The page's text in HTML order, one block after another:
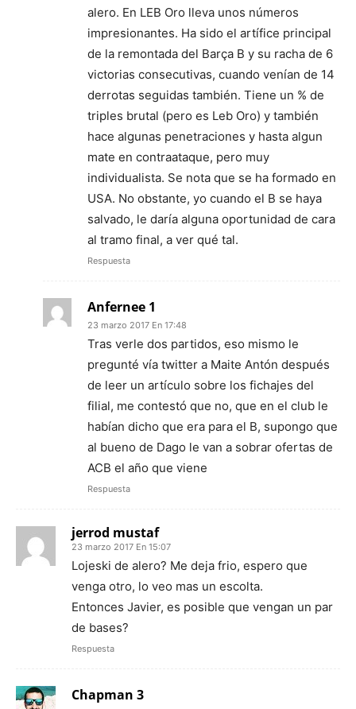
alero. En LEB Oro lleva unos números
impresionantes. Ha sido el artífice principal
de la remontada del Barça B y su racha de 6
victorias consecutivas, cuando venían de 14
derrotas seguidas también. Tiene un % de
triples brutal (pero es Leb Oro) y también
hace algunas penetraciones y hasta algun
mate en contraataque, pero muy
individualista. Se nota que se ha formado en
USA. No obstante, yo cuando el B se haya
salvado, le daría alguna oportunidad de cara
al tramo final, a ver qué tal.
Respuesta
Anfernee 1
23 marzo 2017 En 17:48
Tras verle dos partidos, eso mismo le
pregunté vía twitter a Maite Antón después
de leer un artículo sobre los fichajes del
filial, me contestó que no, que en el club le
habían dicho que era para el B, supongo que
al bueno de Dago le van a sobrar ofertas de
ACB el año que viene
Respuesta
jerrod mustaf
23 marzo 2017 En 15:07
Lojeski de alero? Me deja frio, espero que
venga otro, lo veo mas un escolta.
Entonces Javier, es posible que vengan un par
de bases?
Respuesta
Chapman 3